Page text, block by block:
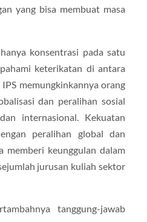
yang bisa membuat masa
konsentrasi pada satu
keterikatan di antara
memungkinkannya orang
dan peralihan sosial
internasional. Kekuatan
peralihan global dan
memberi keunggulan dalam
jurusan kuliah sektor
tanggung-jawab